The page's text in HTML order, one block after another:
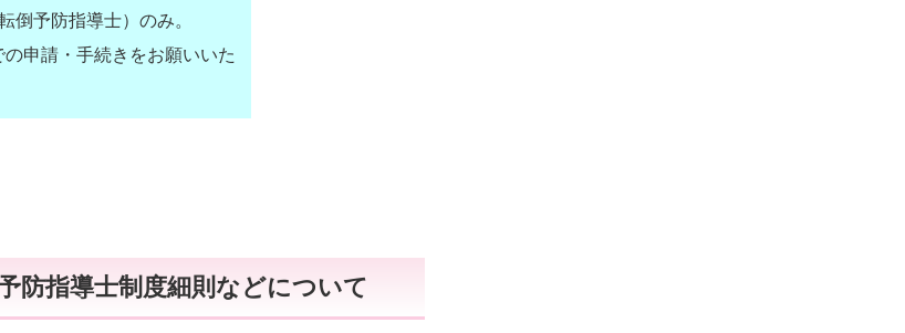
予防指導士）のみ。
申請・手続きをお願いいた
防指導士制度細則などについて